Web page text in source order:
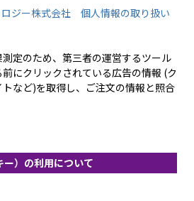
ジー株式会社 個人情報の取り扱い
測定のため、第三者の運営するツール
にクリックされている広告の情報 (ク
など)を取得し、ご注文の情報と照合
）の利用について